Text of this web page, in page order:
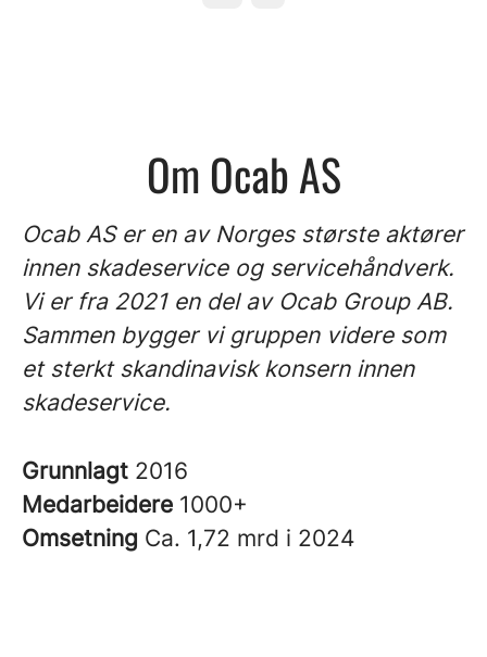
Om Ocab AS
Ocab AS er en av Norges største aktører
innen skadeservice og servicehåndverk.
Vi er fra 2021 en del av Ocab Group AB.
Sammen bygger vi gruppen videre som
et sterkt skandinavisk konsern innen
skadeservice.
Grunnlagt 2016
Medarbeidere 1000+
Omsetning Ca. 1,72 mrd i 2024